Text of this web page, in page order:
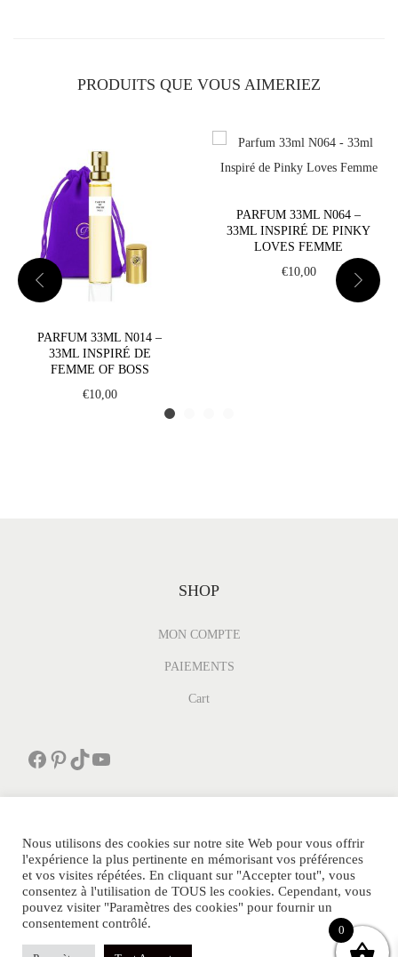
PRODUITS QUE VOUS AIMERIEZ
PARFUM 33ML N014 –
33ML INSPIRÉ DE
FEMME OF BOSS
€10,00
PARFUM 33ML N064 –
33ML INSPIRÉ DE PINKY
LOVES FEMME
€10,00
SHOP
MON COMPTE
PAIEMENTS
Cart
Facebook Pinterest TikTok YouTube
PARFUMDEPOCHE.FR Tous Droits Réservés.
POLITIQUE DE CONFIDENTIALITE
AVIS CLIENTS
SITEMAP
CONTACT MENTIONS LEGALES
FAQ
BLOG
Nous utilisons des cookies sur notre site Web pour vous offrir
l'expérience la plus pertinente en mémorisant vos préférences
et vos visites répétées. En cliquant sur "Accepter tout", vous
consentez à l'utilisation de TOUS les cookies. Cependant, vous
pouvez visiter "Paramètres des cookies" pour fournir un
consentement contrôlé.
0